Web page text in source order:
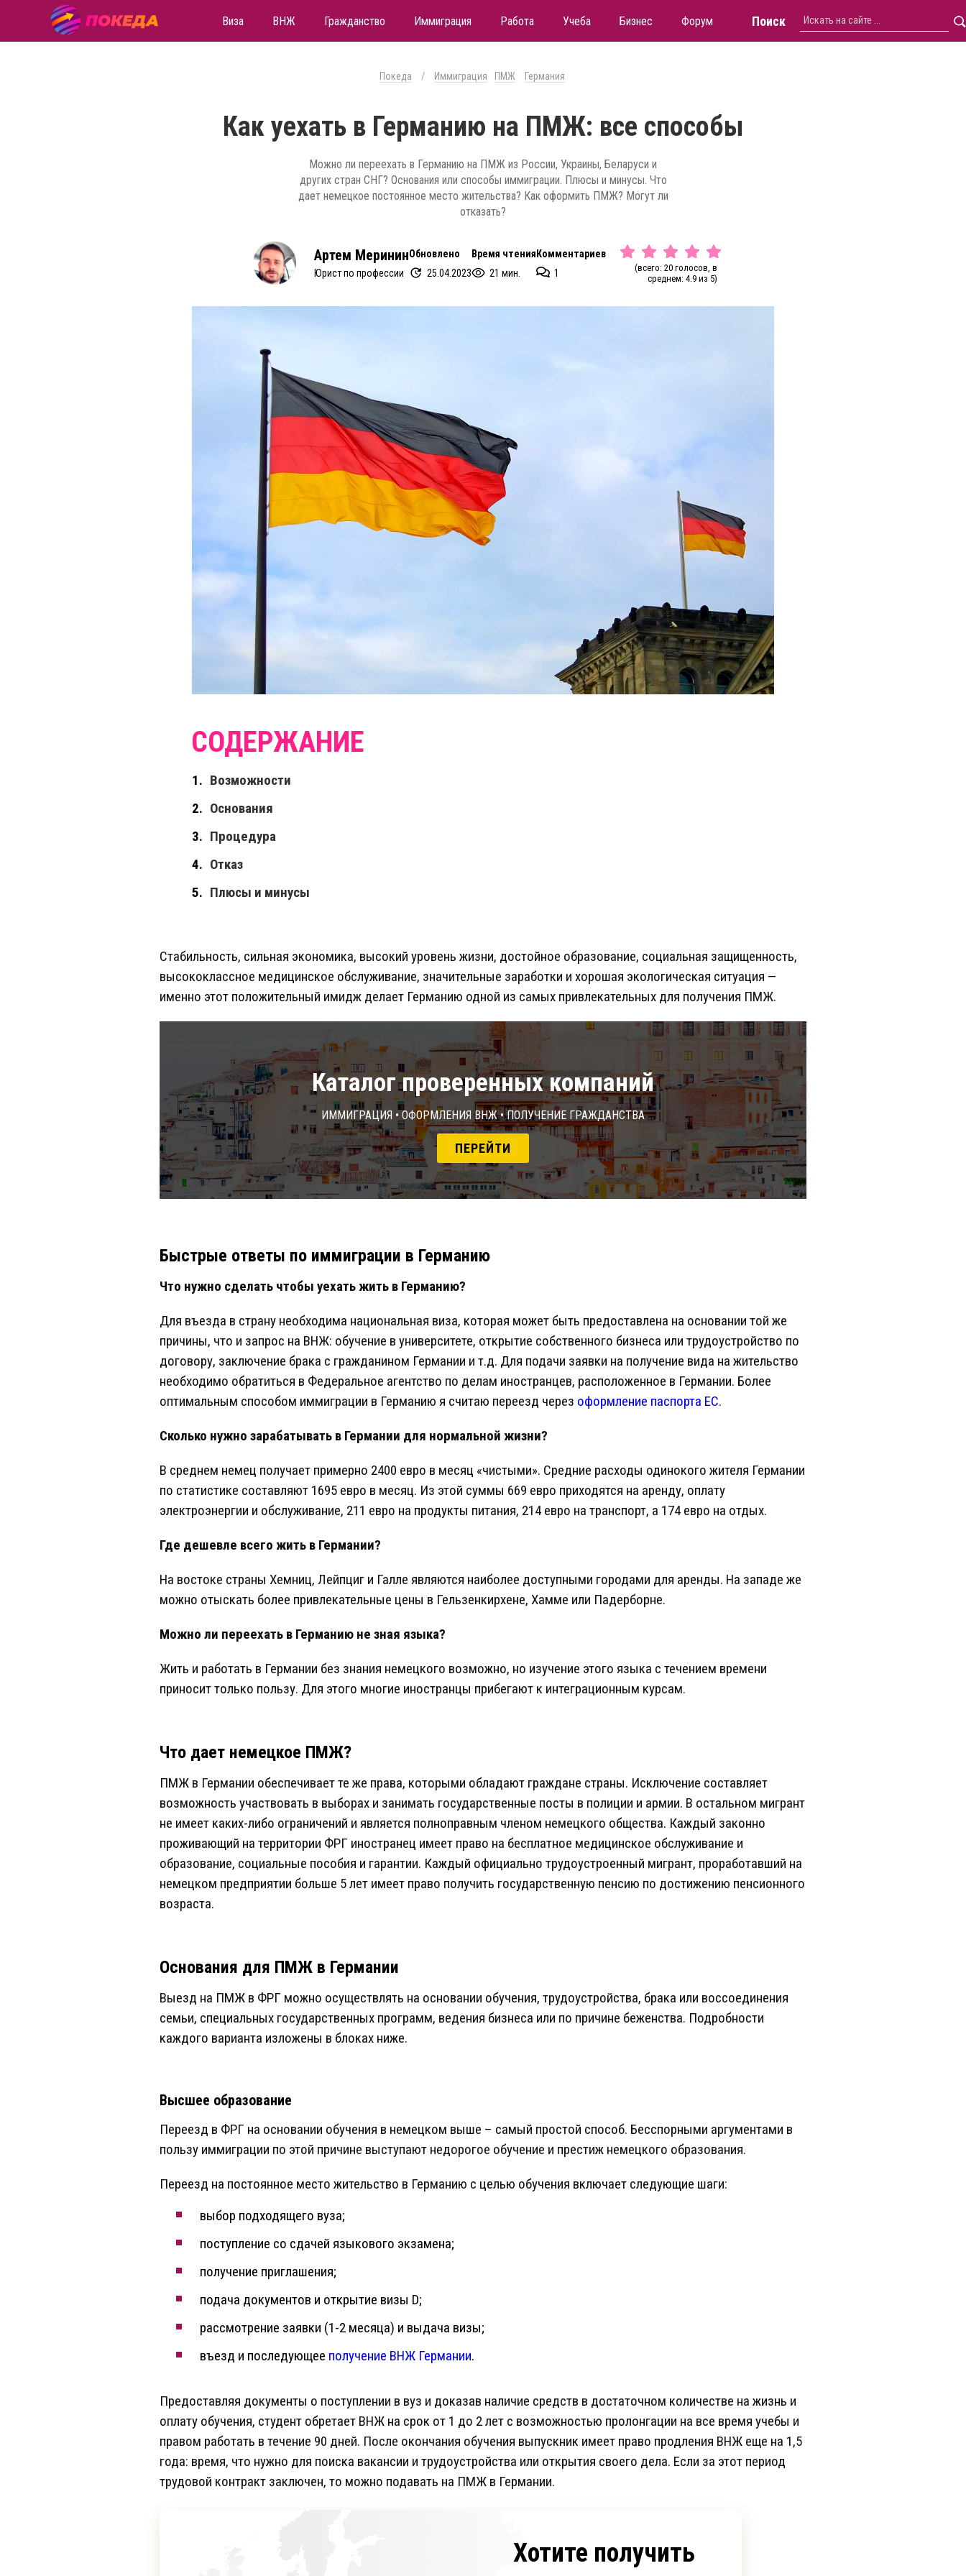
Виза ВНЖ Гражданство Иммиграция Работа Учеба Бизнес Форум Поиск
Покеда / Иммиграция ПМЖ Германия
Как уехать в Германию на ПМЖ: все способы
Можно ли переехать в Германию на ПМЖ из России, Украины, Беларуси и
других стран СНГ? Основания или способы иммиграции. Плюсы и минусы. Что
дает немецкое постоянное место жительства? Как оформить ПМЖ? Могут ли
отказать?
Артем Меринин
Юрист по профессии
Обновлено
25.04.2023
Время чтения
21 мин.
Комментариев
1
(всего: 20 голосов, в
среднем: 4.9 из 5)
Возможности
Основания
Процедура
Отказ
Плюсы и минусы
Стабильность, сильная экономика, высокий уровень жизни, достойное образование, социальная защищенность,
высококлассное медицинское обслуживание, значительные заработки и хорошая экологическая ситуация —
именно этот положительный имидж делает Германию одной из самых привлекательных для получения ПМЖ.
Каталог проверенных компаний
Иммиграция • Оформления ВНЖ • Получение гражданства
ПЕРЕЙТИ
Быстрые ответы по иммиграции в Германию
Что нужно сделать чтобы уехать жить в Германию?
Для въезда в страну необходима национальная виза, которая может быть предоставлена на основании той же
причины, что и запрос на ВНЖ: обучение в университете, открытие собственного бизнеса или трудоустройство по
договору, заключение брака с гражданином Германии и т.д. Для подачи заявки на получение вида на жительство
необходимо обратиться в Федеральное агентство по делам иностранцев, расположенное в Германии. Более
оптимальным способом иммиграции в Германию я считаю переезд через оформление паспорта ЕС.
Сколько нужно зарабатывать в Германии для нормальной жизни?
В среднем немец получает примерно 2400 евро в месяц «чистыми». Средние расходы одинокого жителя Германии
по статистике составляют 1695 евро в месяц. Из этой суммы 669 евро приходятся на аренду, оплату
электроэнергии и обслуживание, 211 евро на продукты питания, 214 евро на транспорт, а 174 евро на отдых.
Где дешевле всего жить в Германии?
На востоке страны Хемниц, Лейпциг и Галле являются наиболее доступными городами для аренды. На западе же
можно отыскать более привлекательные цены в Гельзенкирхене, Хамме или Падерборне.
Можно ли переехать в Германию не зная языка?
Жить и работать в Германии без знания немецкого возможно, но изучение этого языка с течением времени
приносит только пользу. Для этого многие иностранцы прибегают к интеграционным курсам.
Что дает немецкое ПМЖ?
ПМЖ в Германии обеспечивает те же права, которыми обладают граждане страны. Исключение составляет
возможность участвовать в выборах и занимать государственные посты в полиции и армии. В остальном мигрант
не имеет каких-либо ограничений и является полноправным членом немецкого общества. Каждый законно
проживающий на территории ФРГ иностранец имеет право на бесплатное медицинское обслуживание и
образование, социальные пособия и гарантии. Каждый официально трудоустроенный мигрант, проработавший на
немецком предприятии больше 5 лет имеет право получить государственную пенсию по достижению пенсионного
возраста.
Основания для ПМЖ в Германии
Выезд на ПМЖ в ФРГ можно осуществлять на основании обучения, трудоустройства, брака или воссоединения
семьи, специальных государственных программ, ведения бизнеса или по причине беженства. Подробности
каждого варианта изложены в блоках ниже.
Высшее образование
Переезд в ФРГ на основании обучения в немецком выше – самый простой способ. Бесспорными аргументами в
пользу иммиграции по этой причине выступают недорогое обучение и престиж немецкого образования.
Переезд на постоянное место жительство в Германию с целью обучения включает следующие шаги:
выбор подходящего вуза;
поступление со сдачей языкового экзамена;
получение приглашения;
подача документов и открытие визы D;
рассмотрение заявки (1-2 месяца) и выдача визы;
въезд и последующее получение ВНЖ Германии.
Предоставляя документы о поступлении в вуз и доказав наличие средств в достаточном количестве на жизнь и
оплату обучения, студент обретает ВНЖ на срок от 1 до 2 лет с возможностью пролонгации на все время учебы и
правом работать в течение 90 дней. После окончания обучения выпускник имеет право продления ВНЖ еще на 1,5
года: время, что нужно для поиска вакансии и трудоустройства или открытия своего дела. Если за этот период
трудовой контракт заключен, то можно подавать на ПМЖ в Германии.
Хотите получить